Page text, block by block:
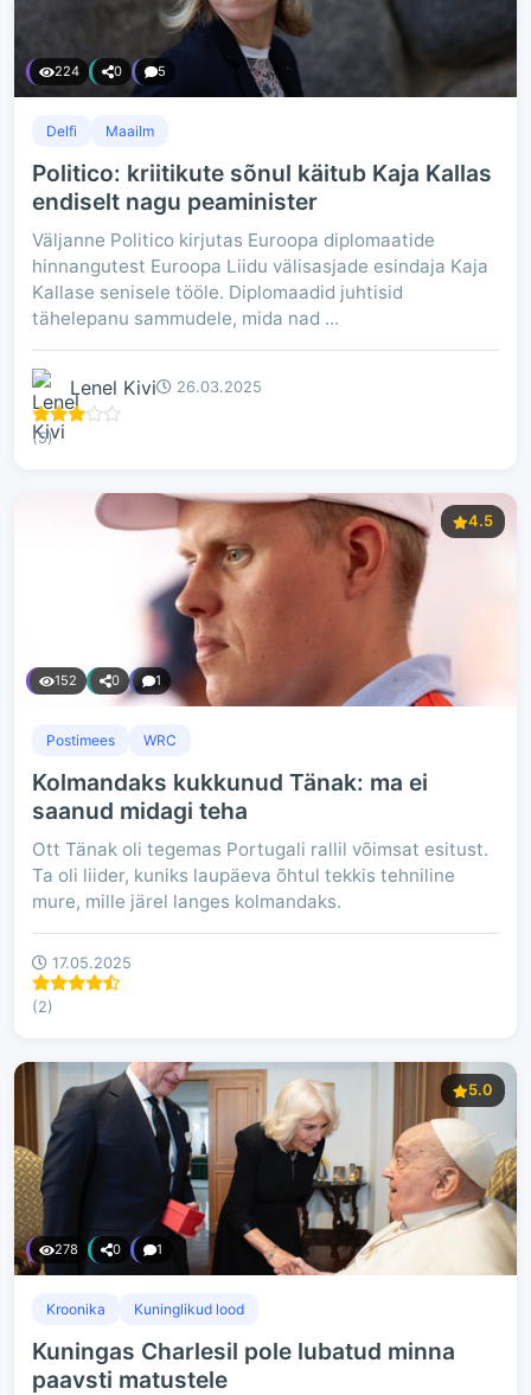
224 0 5
Delfi Maailm
Politico: kriitikute sõnul käitub Kaja Kallas
endiselt nagu peaminister
Väljanne Politico kirjutas Euroopa diplomaatide
hinnangutest Euroopa Liidu välisasjade esindaja Kaja
Kallase senisele tööle. Diplomaadid juhtisid
tähelepanu sammudele, mida nad ...
Lenel Kivi 26.03.2025
(5)
4.5
152 0 1
Postimees WRC
Kolmandaks kukkunud Tänak: ma ei
saanud midagi teha
Ott Tänak oli tegemas Portugali rallil võimsat esitust.
Ta oli liider, kuniks laupäeva õhtul tekkis tehniline
mure, mille järel langes kolmandaks.
17.05.2025
(2)
5.0
278 0 1
Kroonika Kuninglikud lood
Kuningas Charlesil pole lubatud minna
paavsti matustele